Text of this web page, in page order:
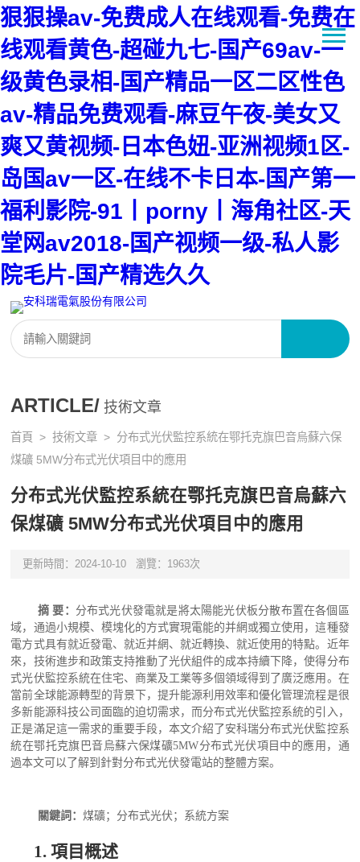
狠狠操av-免费成人在线观看-免费在
线观看黄色-超碰九七-国产69av-一
级黄色录相-国产精品一区二区性色
av-精品免费观看-麻豆午夜-美女又
爽又黄视频-日本色妞-亚洲视频1区-
岛国av一区-在线不卡日本-国产第一
福利影院-91丨porny丨海角社区-天
堂网av2018-国产视频一级-私人影
院毛片-国产精选久久
ARTICLE/ 技術文章
首頁 >技術文章 > 分布式光伏監控系統在鄂托克旗巴音烏蘇六保
煤礦 5MW分布式光伏項目中的應用
分布式光伏監控系統在鄂托克旗巴音烏蘇六
保煤礦 5MW分布式光伏項目中的應用
更新時間：2024-10-10 瀏覽：1963次
摘 要： 分布式光伏發電就是將太陽能光伏板分散布置在各個區
域，通過小規模、模塊化的方式實現電能的并網或獨立使用 ，這種發
電方式具有就近發電、就近并網、就近轉換、就近使用的特點。近年
來，技術進步和政策支持推動了光伏組件的成本持續下降，使得分布
式光伏監控系統在住宅、商業及工業等多個領域得到了廣泛應用。在
當前全球能源轉型的背景下，提升能源利用效率和優化管理流程是很
多新能源科技公司面臨的迫切需求，而分布式光伏監控系統的引入，
正是滿足這一需求的重要手段，本文介紹了安科瑞分布式光伏監控系
統在鄂托克旗巴音烏蘇六保煤礦5MW分布式光伏項目中的應用，通
過本文可以了解到針對分布式光伏發電站的整體方案。
關鍵詞： 煤礦； 分布式光伏； 系統方案
1.項目概述